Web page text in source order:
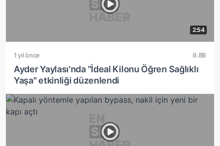
2:54
1 yıl önce 9.8B
Ayder Yaylası'nda "İdeal Kilonu Öğren Sağlıklı
Yaşa" etkinliği düzenlendi